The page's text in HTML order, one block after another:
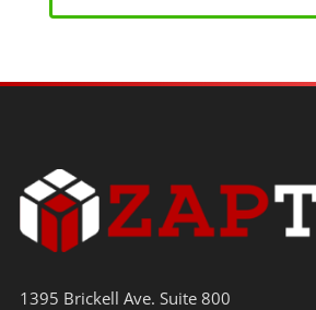
1395 Brickell Ave. Suite 800